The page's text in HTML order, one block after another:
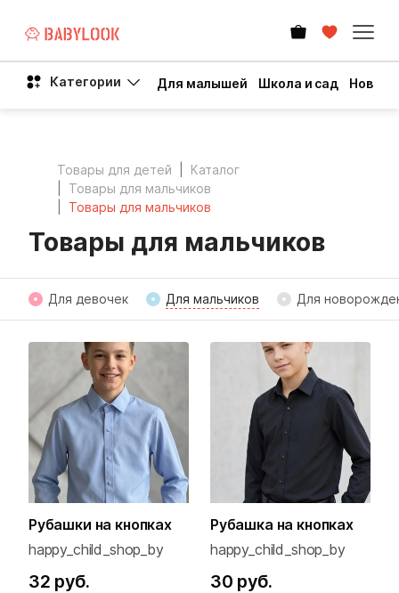
Категории Для малышей Школа и сад Новый
Товары для детей
Каталог
Товары для мальчиков
Товары для мальчиков
Товары для мальчиков
Для девочек Для мальчиков Для
Рубашки на кнопках
happy_child_shop_by
32 руб.
Рубашка на кнопках
happy_child_shop_by
30 руб.